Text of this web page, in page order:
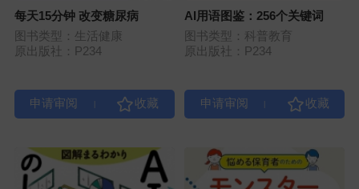
每天15分钟 改变糖尿病
图书类型：生活健康
原出版社：P234
AI用语图鉴：256个关键词
图书类型：科普教育
原出版社：P234